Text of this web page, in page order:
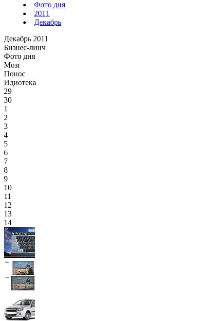
Фото дня
2011
Декабрь
Декабрь 2011
Бизнес-линч
Фото дня
Мозг
Понос
Идиотека
29
30
1
2
3
4
5
6
7
8
9
10
11
12
13
14